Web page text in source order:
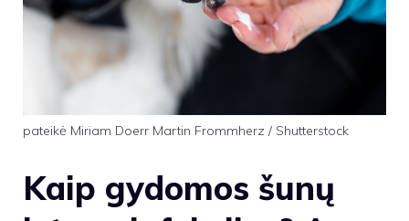
pateikė Miriam Doerr Martin Frommherz / Shutterstock
Kaip gydomos šunų